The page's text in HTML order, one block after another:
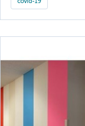
covid-19